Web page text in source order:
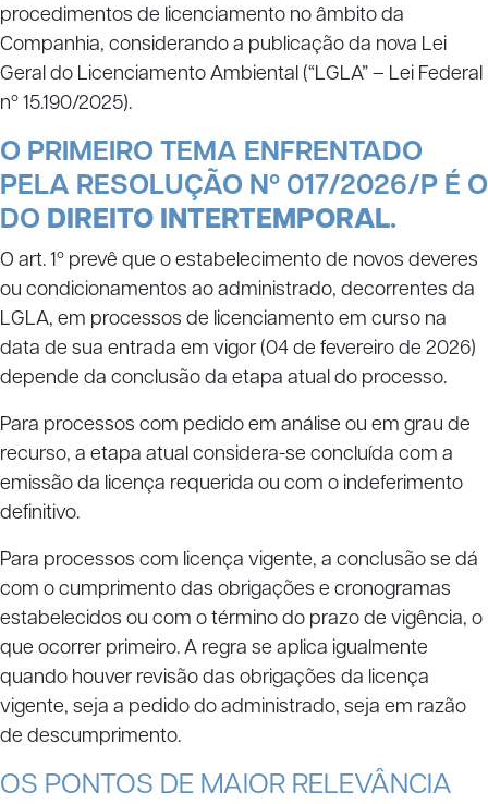
procedimentos de licenciamento no âmbito da
Companhia, considerando a publicação da nova Lei
Geral do Licenciamento Ambiental (“LGLA” – Lei Federal
nº 15.190/2025).
O PRIMEIRO TEMA ENFRENTADO
PELA RESOLUÇÃO Nº 017/2026/P É O
DO DIREITO INTERTEMPORAL.
O art. 1º prevê que o estabelecimento de novos deveres
ou condicionamentos ao administrado, decorrentes da
LGLA, em processos de licenciamento em curso na
data de sua entrada em vigor (04 de fevereiro de 2026)
depende da conclusão da etapa atual do processo.
Para processos com pedido em análise ou em grau de
recurso, a etapa atual considera-se concluída com a
emissão da licença requerida ou com o indeferimento
definitivo.
Para processos com licença vigente, a conclusão se dá
com o cumprimento das obrigações e cronogramas
estabelecidos ou com o término do prazo de vigência, o
que ocorrer primeiro. A regra se aplica igualmente
quando houver revisão das obrigações da licença
vigente, seja a pedido do administrado, seja em razão
de descumprimento.
OS PONTOS DE MAIOR RELEVÂNCIA